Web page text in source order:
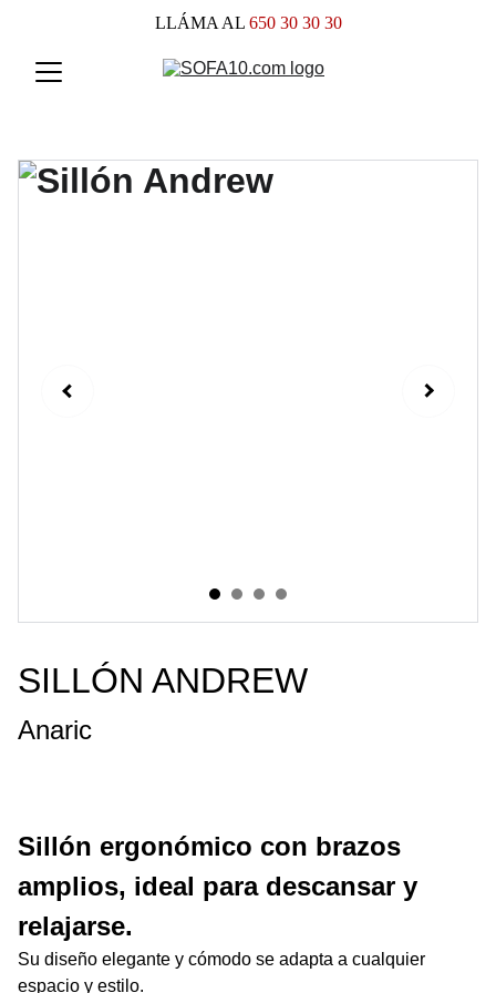
LLÁMA AL 650 30 30 30
SILLÓN ANDREW
Anaric
Sillón ergonómico con brazos
amplios, ideal para descansar y
relajarse.
Su diseño elegante y cómodo se adapta a cualquier
espacio y estilo.